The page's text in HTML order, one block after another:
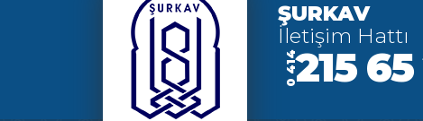
ŞURKAV
İletişim Hattı
0 414215